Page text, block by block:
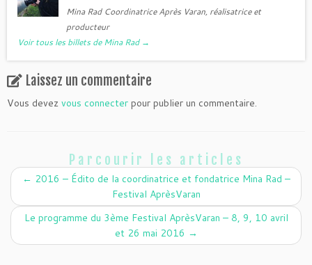
Mina Rad Coordinatrice Après Varan, réalisatrice et
producteur
Voir tous les billets de Mina Rad →
Laissez un commentaire
Vous devez vous connecter pour publier un commentaire.
Parcourir les articles
← 2016 – Édito de la coordinatrice et fondatrice Mina Rad –
Festival AprèsVaran
Le programme du 3ème Festival AprèsVaran – 8, 9, 10 avril
et 26 mai 2016 →